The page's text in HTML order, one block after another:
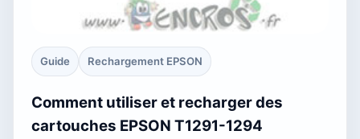
Guide Rechargement EPSON
Comment utiliser et recharger des
cartouches EPSON T1291-1294